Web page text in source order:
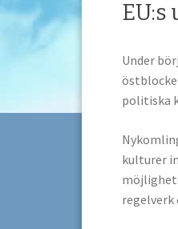
Under
politiska
kulturer
regelverk